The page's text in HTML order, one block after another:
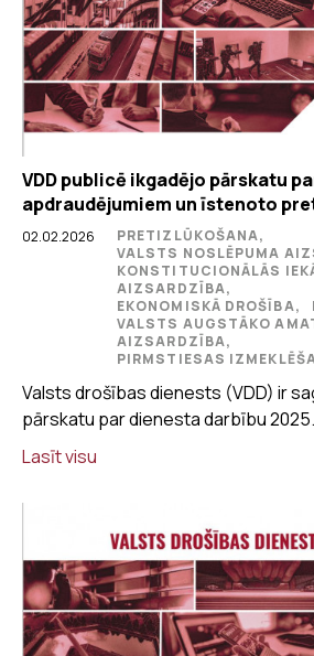
VDD publicē ikgadējo pārskatu
apdraudējumiem un īstenoto
02.02.2026
PRETIZLŪKOŠANA,
VALSTS NOSLĒPUMA
KONSTITUCIONĀLĀS
AIZSARDZĪBA,
EKONOMISKĀ DROŠĪBA,
VALSTS AUGSTĀKO
AIZSARDZĪBA,
PIRMSTIESAS
Valsts drošības dienests (VDD) ir
pārskatu par dienesta darbību
Lasīt visu